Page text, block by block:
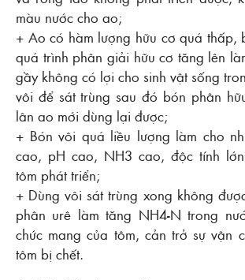
màu nước cho ao;
+ Ao có hàm lượng hữu cơ quá thấp,
quá trình phân giải hữu cơ tăng lên
gầy không có lợi cho sinh vật sống
vôi để sát trùng sau đó bón phân
lân ao mới dùng lại được;
+ Bón vôi quá liều lượng làm cho
cao, pH cao, NH3 cao, độc tính
tôm phát triển;
+ Dùng vôi sát trùng xong không
phân urê làm tăng NH4-N trong
chức mang của tôm, cản trở sự vận
tôm bị chết.